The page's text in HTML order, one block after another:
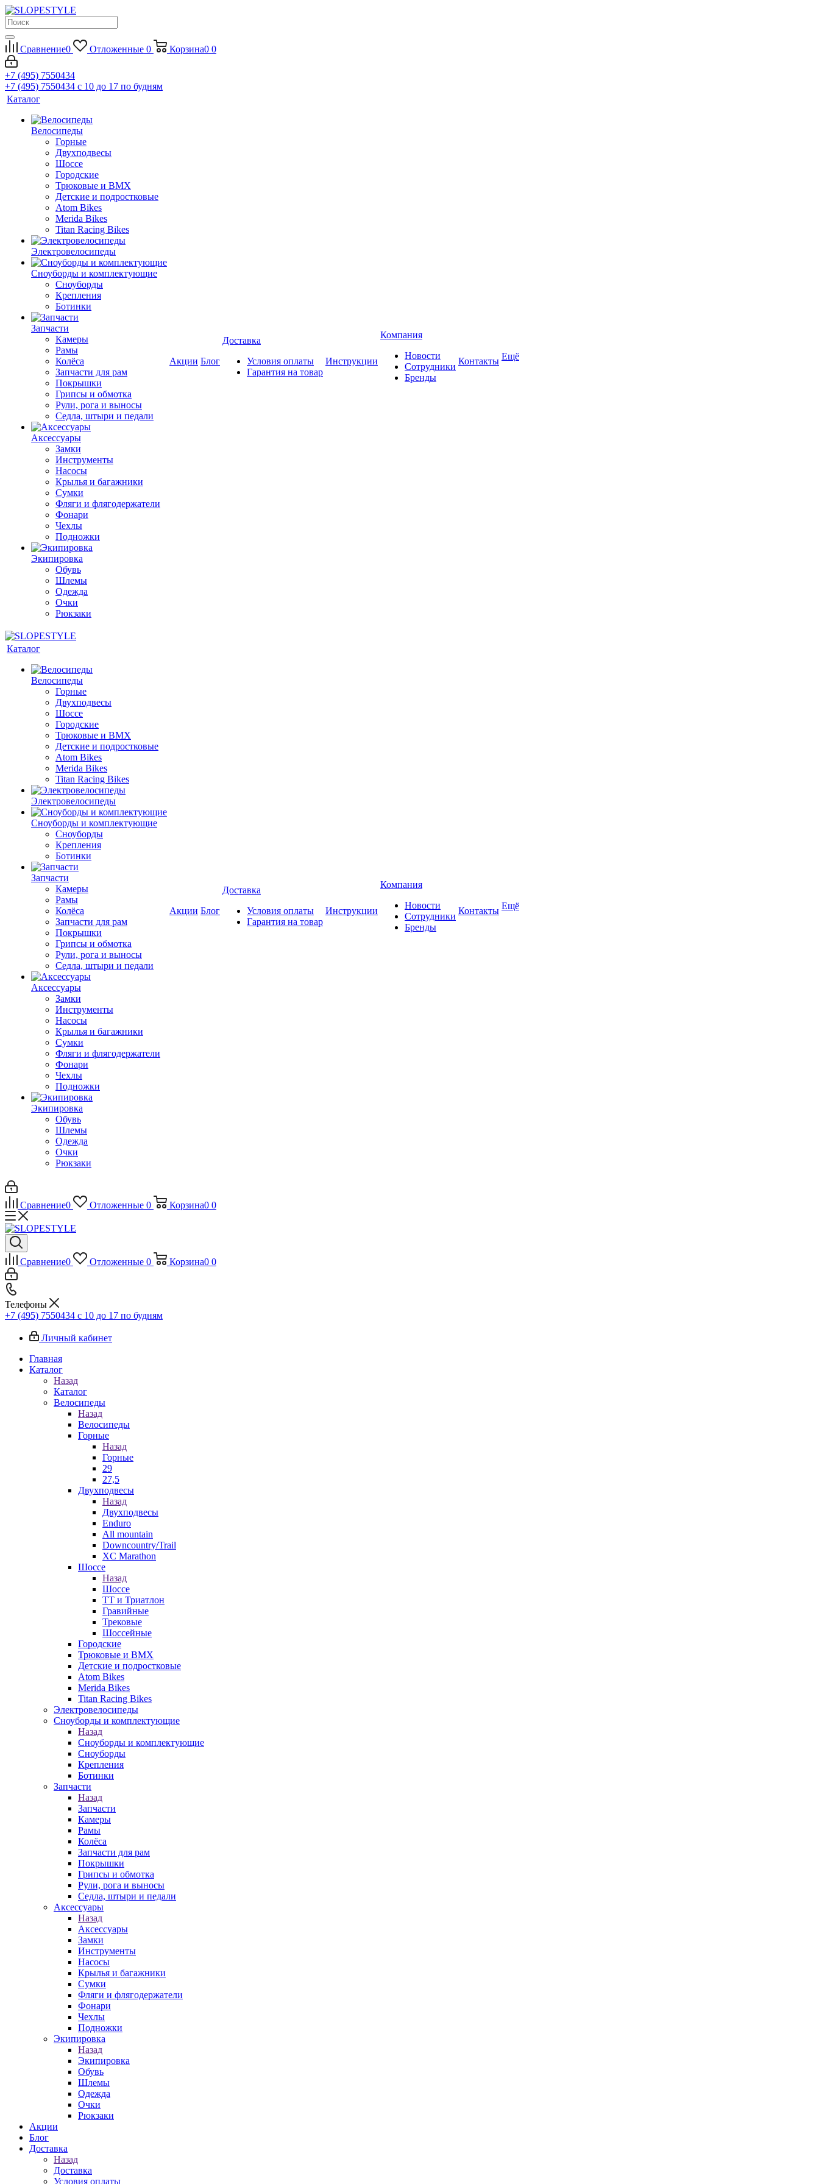
Сравнение0 Отложенные 0 Корзина0 0
+7 (495) 7550434
+7 (495) 7550434 с 10 до 17 по будням
Каталог
Велосипеды
Горные
Двухподвесы
Шоссе
Городские
Трюковые и BMX
Детские и подростковые
Atom Bikes
Merida Bikes
Titan Racing Bikes
Электровелосипеды
Cноуборды и комплектующие
Сноуборды
Крепления
Ботинки
Запчасти
Камеры
Рамы
Колёса
Запчасти для рам
Покрышки
Грипсы и обмотка
Рули, рога и выносы
Седла, штыри и педали
Аксессуары
Замки
Инструменты
Насосы
Крылья и багажники
Сумки
Фляги и флягодержатели
Фонари
Чехлы
Подножки
Экипировка
Обувь
Шлемы
Одежда
Очки
Рюкзаки
Акции Блог
Доставка
Условия оплаты
Гарантия на товар
Инструкции
Компания
Новости
Сотрудники
Бренды
Контакты Ещё
Каталог
Велосипеды
Горные
Двухподвесы
Шоссе
Городские
Трюковые и BMX
Детские и подростковые
Atom Bikes
Merida Bikes
Titan Racing Bikes
Электровелосипеды
Cноуборды и комплектующие
Сноуборды
Крепления
Ботинки
Запчасти
Камеры
Рамы
Колёса
Запчасти для рам
Покрышки
Грипсы и обмотка
Рули, рога и выносы
Седла, штыри и педали
Аксессуары
Замки
Инструменты
Насосы
Крылья и багажники
Сумки
Фляги и флягодержатели
Фонари
Чехлы
Подножки
Экипировка
Обувь
Шлемы
Одежда
Очки
Рюкзаки
Акции Блог
Доставка
Условия оплаты
Гарантия на товар
Инструкции
Компания
Новости
Сотрудники
Бренды
Контакты Ещё
Сравнение0 Отложенные 0 Корзина0 0
Сравнение0 Отложенные 0 Корзина0 0
Телефоны
+7 (495) 7550434 с 10 до 17 по будням
Личный кабинет
Главная
Каталог
Назад
Каталог
Велосипеды
Назад
Велосипеды
Горные
Назад
Горные
29
27,5
Двухподвесы
Назад
Двухподвесы
Enduro
All mountain
Downcountry/Trail
XC Marathon
Шоссе
Назад
Шоссе
ТТ и Триатлон
Гравийные
Трековые
Шоссейные
Городские
Трюковые и BMX
Детские и подростковые
Atom Bikes
Merida Bikes
Titan Racing Bikes
Электровелосипеды
Cноуборды и комплектующие
Назад
Cноуборды и комплектующие
Сноуборды
Крепления
Ботинки
Запчасти
Назад
Запчасти
Камеры
Рамы
Колёса
Запчасти для рам
Покрышки
Грипсы и обмотка
Рули, рога и выносы
Седла, штыри и педали
Аксессуары
Назад
Аксессуары
Замки
Инструменты
Насосы
Крылья и багажники
Сумки
Фляги и флягодержатели
Фонари
Чехлы
Подножки
Экипировка
Назад
Экипировка
Обувь
Шлемы
Одежда
Очки
Рюкзаки
Акции
Блог
Доставка
Назад
Доставка
Условия оплаты